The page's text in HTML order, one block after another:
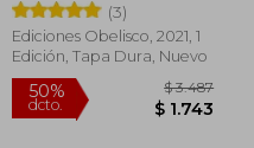
(3)
Ediciones Obelisco, 2021, 1
Edición, Tapa Dura, Nuevo